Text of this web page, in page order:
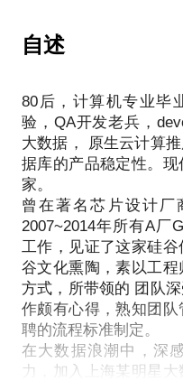
巴大中台建设的背景、
结合客户公司的实际情
相信阿里巴巴大中台
定规模，亟需业务优
自述
80后，计算机专业毕
验，QA开发老兵，
大数据， 原生云计算
据库的产品稳定性。
家。 ​
曾在著名芯片设计厂
2007~2014年所有A厂
工作，见证了这家硅
谷文化熏陶，素以工
方式，所带领的 团队
作颇有心得，熟知团
聘的流程标准制定。
在大数据浪潮中，深
力，加入上海某明星